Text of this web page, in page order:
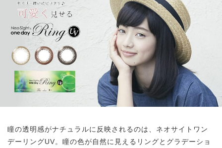
瞳の透明感がナチュラルに反映されるのは、ネオサイトワン
デーリングUV。瞳の色が自然に見えるリングとグラデーショ